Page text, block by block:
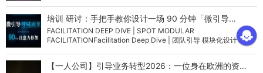
培训 研讨：手把手教你设计一场 90 分钟「微引导…
FACILITATION DEEP DIVE | SPOT MODULAR
FACILITATIONFacilitation Deep Dive | 团队引导 模块化设计 组
【一人公司】引导业务转型2026：一位身在欧洲的资…